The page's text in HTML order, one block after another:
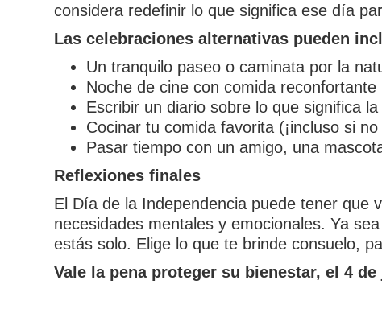
considera redefinir lo que significa ese día
Las celebraciones alternativas pueden
Un tranquilo paseo o caminata por la
Noche de cine con comida reconfortante
Escribir un diario sobre lo que significa
Cocinar tu comida favorita (¡incluso si
Pasar tiempo con un amigo, una
Reflexiones finales
El Día de la Independencia puede tener que
necesidades mentales y emocionales. Ya
estás solo. Elige lo que te brinde consuelo,
Vale la pena proteger su bienestar, el 4